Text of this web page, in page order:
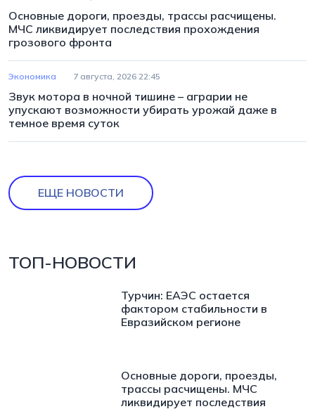
Основные дороги, проезды, трассы расчищены.
МЧС ликвидирует последствия прохождения
грозового фронта
Экономика 7 августа, 2026 22:45
Звук мотора в ночной тишине – аграрии не
упускают возможности убирать урожай даже в
темное время суток
ЕЩЕ НОВОСТИ
ТОП-НОВОСТИ
Турчин: ЕАЭС остается
фактором стабильности в
Евразийском регионе
Основные дороги, проезды,
трассы расчищены. МЧС
ликвидирует последствия